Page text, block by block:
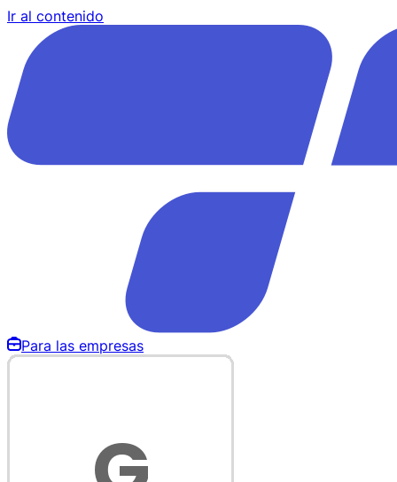
Ir al contenido
Para las empresas